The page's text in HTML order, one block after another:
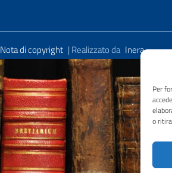
Per
o
Nota di copyright | Realizzato da Inera